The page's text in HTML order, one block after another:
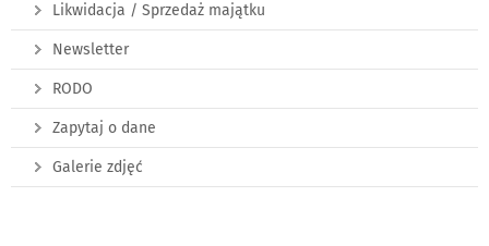
Likwidacja / Sprzedaż majątku
Newsletter
RODO
Zapytaj o dane
Galerie zdjęć